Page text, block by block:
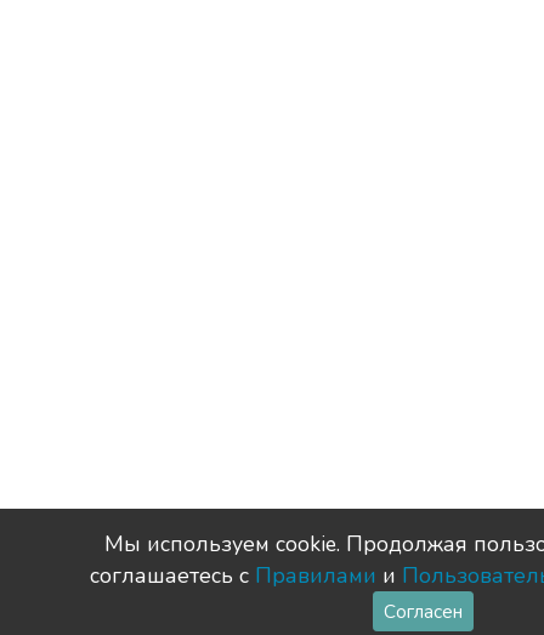
Мы используем сookie. Продолжая
соглашаетесь с Правилами и
Согласен